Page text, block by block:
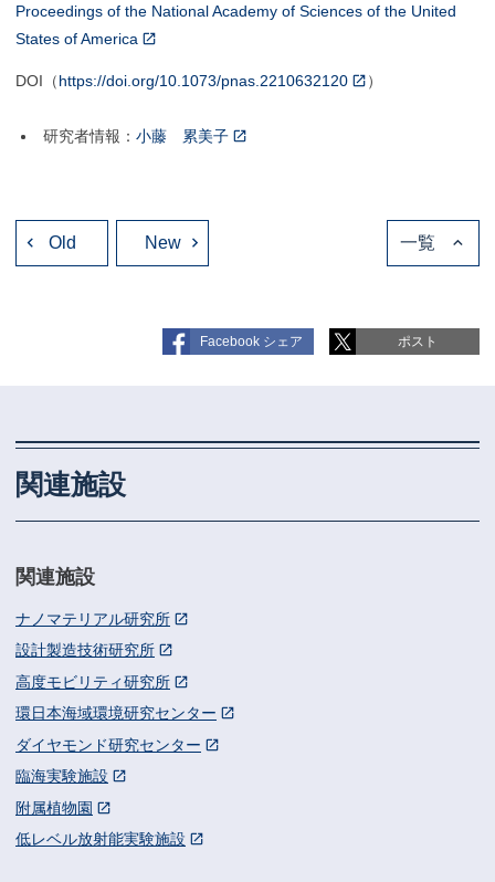
Proceedings of the National Academy of Sciences of the United
States of America
DOI（https://doi.org/10.1073/pnas.2210632120 ）
研究者情報：小藤 累美子
投
Old New 一覧
Facebook シェア ポスト
関連施設
関連施設
ナノマテリアル研究所
設計製造技術研究所
高度モビリティ研究所
環日本海域環境研究センター
ダイヤモンド研究センター
臨海実験施設
附属植物園
低レベル放射能実験施設